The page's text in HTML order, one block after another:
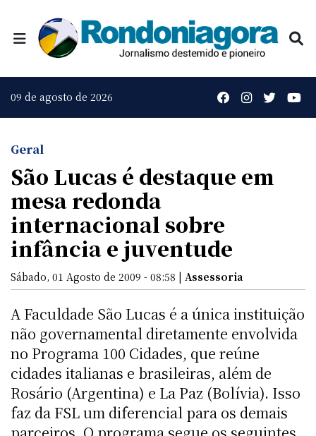
09 de agosto de 2026
Geral
São Lucas é destaque em
mesa redonda
internacional sobre
infância e juventude
Sábado, 01 Agosto de 2009 - 08:58 | Assessoria
A Faculdade São Lucas é a única instituição
não governamental diretamente envolvida
no Programa 100 Cidades, que reúne
cidades italianas e brasileiras, além de
Rosário (Argentina) e La Paz (Bolívia). Isso
faz da FSL um diferencial para os demais
parceiros. O programa segue os seguintes